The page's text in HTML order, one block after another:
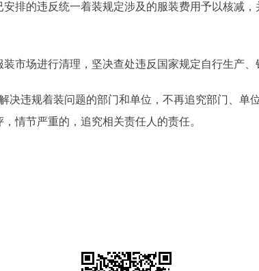
的违反统一着装规定涉及的服装费用予以核减，
场进行清理，坚决查处违反国家规定自行生产、
违规着装问题的部门和单位，不再追究部门、单
情节严重的，追究相关责任人的责任。